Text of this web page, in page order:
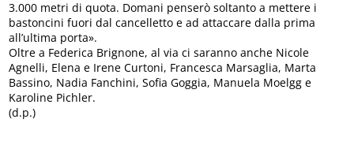
3.000 metri di quota. Domani penserò soltanto a mettere i
bastoncini fuori dal cancelletto e ad attaccare dalla prima
all’ultima porta».
Oltre a Federica Brignone, al via ci saranno anche Nicole
Agnelli, Elena e Irene Curtoni, Francesca Marsaglia, Marta
Bassino, Nadia Fanchini, Sofia Goggia, Manuela Moelgg e
Karoline Pichler.
(d.p.)